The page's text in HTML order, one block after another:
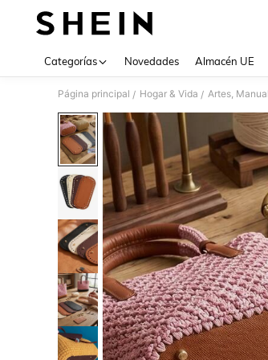
Categorías Novedades Almacén UE
Página principal / Hogar & Vida / Artes,